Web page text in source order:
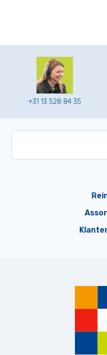
+31 13 528 84 35